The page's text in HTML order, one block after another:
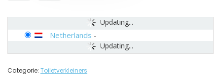
Updating...
Updating...
Netherlands -
Categorie: Toiletverkleiners